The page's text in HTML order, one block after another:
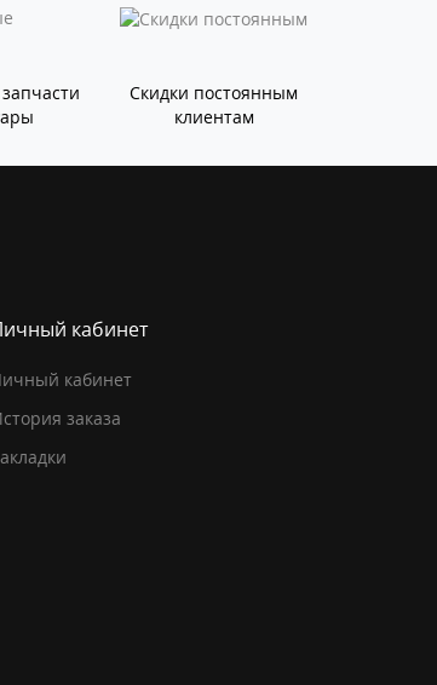
Скидки постоянным
клиентам
кабинет
кабинет
заказа